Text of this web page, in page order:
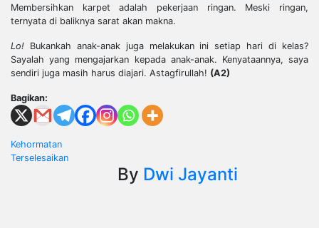
Membersihkan karpet adalah pekerjaan ringan. Meski ringan,
ternyata di baliknya sarat akan makna.
Lo! Bukankah anak-anak juga melakukan ini setiap hari di kelas?
Sayalah yang mengajarkan kepada anak-anak. Kenyataannya, saya
sendiri juga masih harus diajari. Astagfirullah! (A2)
Bagikan:
Post
navigation
Kehormatan
Terselesaikan
By Dwi Jayanti